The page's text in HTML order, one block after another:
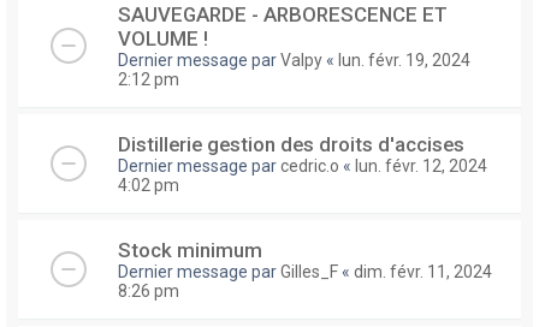
SAUVEGARDE - ARBORESCENCE ET
VOLUME !
Dernier message parValpy « lun. févr. 19, 2024
2:12 pm
Distillerie gestion des droits d'accises
Dernier message parcedric.o « lun. févr. 12, 2024
4:02 pm
Stock minimum
Dernier message parGilles_F « dim. févr. 11, 2024
8:26 pm